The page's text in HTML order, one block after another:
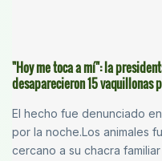
"Hoy me toca a mí": la
desaparecieron 15 vaquillonas
El hecho fue denunciado
por la noche.Los animales
cercano a su chacra